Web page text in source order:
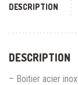
DESCRIPTION
DESCRIPTION
– Boitier acier